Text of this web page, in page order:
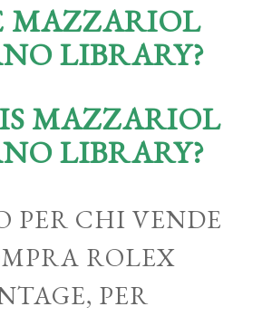
MAZZARIOL
LIBRARY?
MAZZARIOL
LIBRARY?
PER CHI VENDE
ROLEX
PER